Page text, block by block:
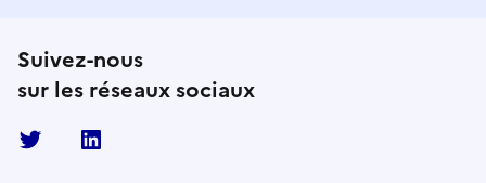
Suivez-nous
sur les réseaux sociaux
Twitter